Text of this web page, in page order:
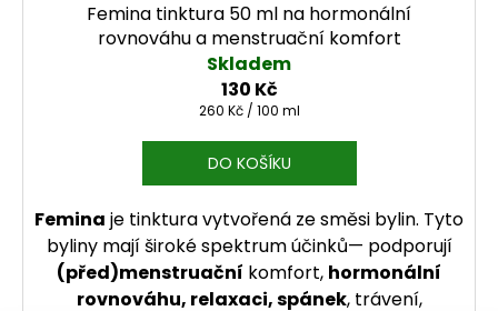
Femina tinktura 50 ml na hormonální
rovnováhu a menstruační komfort
Skladem
130 Kč
Měrná cena:
260 Kč / 100 ml
DO KOŠÍKU
Femina je tinktura vytvořená ze směsi bylin. Tyto
byliny mají široké spektrum účinků— podporují
(před)menstruační komfort, hormonální
rovnováhu, relaxaci, spánek, trávení,